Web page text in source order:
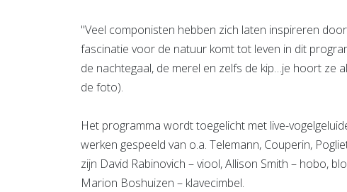
"Veel componisten hebben zich laten inspireren
fascinatie voor de natuur komt tot leven in dit
de nachtegaal, de merel en zelfs de kip…je hoort ze
de foto).
Het programma wordt toegelicht met live-
werken gespeeld van o.a. Telemann, Couperin,
zijn David Rabinovich – viool, Allison Smith – hobo,
Marion Boshuizen – klavecimbel.